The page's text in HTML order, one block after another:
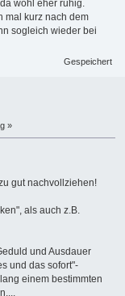
wohl eher ruhig.
mal kurz nach dem
sogleich wieder bei
Gespeichert
»
gut nachvollziehen!
als auch z.B.
und Ausdauer
und das sofort"-
einem bestimmten